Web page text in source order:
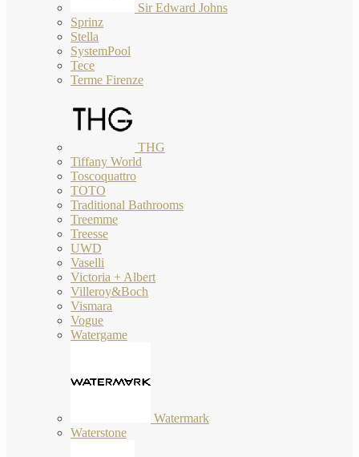
Sir Edward Johns
Sprinz
Stella
SystemPool
Tece
Terme Firenze
THG
Tiffany World
Toscoquattro
TOTO
Traditional Bathrooms
Treemme
Treesse
UWD
Vaselli
Victoria + Albert
Villeroy&Boch
Vismara
Vogue
Watergame
Watermark
Waterstone